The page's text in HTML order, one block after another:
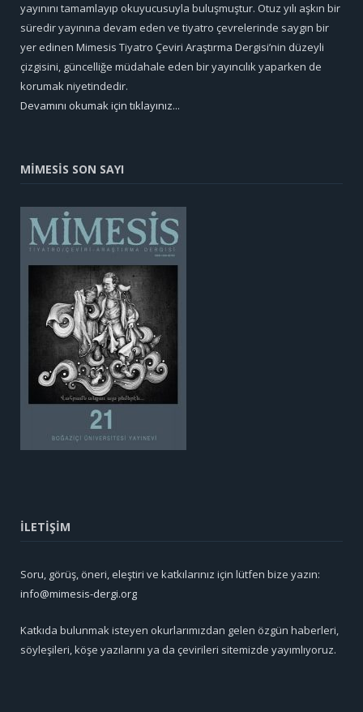
yayınını tamamlayıp okuyucusuyla buluşmuştur. Otuz yılı aşkın bir
süredir yayınına devam eden ve tiyatro çevrelerinde saygın bir
yer edinen Mimesis Tiyatro Çeviri Araştırma Dergisi’nin düzeyli
çizgisini, güncelliğe müdahale eden bir yayıncılık yaparken de
korumak niyetindedir.
Devamını okumak için tıklayınız...
MİMESİS SON SAYI
İLETİŞİM
Soru, görüş, öneri, eleştiri ve katkılarınız için lütfen bize yazın:
info@mimesis-dergi.org
Katkıda bulunmak isteyen okurlarımızdan gelen özgün haberleri,
söyleşileri, köşe yazılarını ya da çevirileri sitemizde yayımlıyoruz.